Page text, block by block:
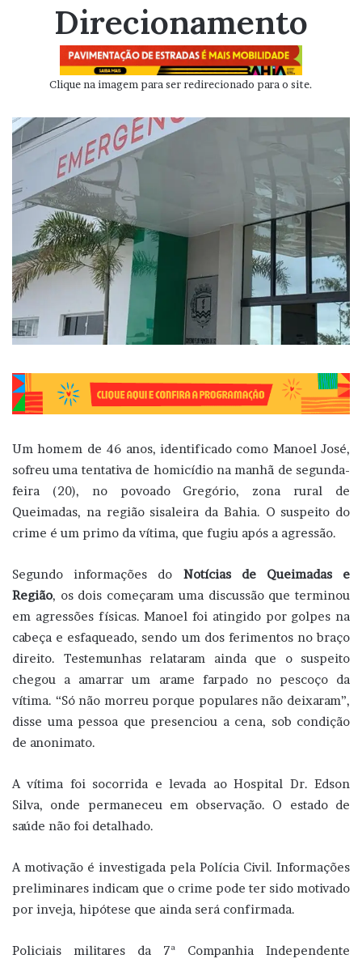
Direcionamento
Clique na imagem para ser redirecionado para o site.
Um homem de 46 anos, identificado como Manoel José,
sofreu uma tentativa de homicídio na manhã de segunda-
feira (20), no povoado Gregório, zona rural de
Queimadas, na região sisaleira da Bahia. O suspeito do
crime é um primo da vítima, que fugiu após a agressão.
Segundo informações do Notícias de Queimadas e
Região, os dois começaram uma discussão que terminou
em agressões físicas. Manoel foi atingido por golpes na
cabeça e esfaqueado, sendo um dos ferimentos no braço
direito. Testemunhas relataram ainda que o suspeito
chegou a amarrar um arame farpado no pescoço da
vítima. “Só não morreu porque populares não deixaram”,
disse uma pessoa que presenciou a cena, sob condição
de anonimato.
A vítima foi socorrida e levada ao Hospital Dr. Edson
Silva, onde permaneceu em observação. O estado de
saúde não foi detalhado.
A motivação é investigada pela Polícia Civil. Informações
preliminares indicam que o crime pode ter sido motivado
por inveja, hipótese que ainda será confirmada.
Policiais militares da 7ª Companhia Independente